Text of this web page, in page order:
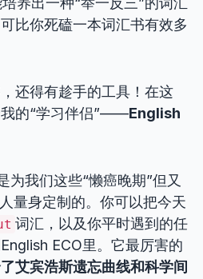
比你死磕一本词汇书有效多
还得有趁手的工具！在这
我的“学习伴侣”——English
为我们这些“懒癌晚期”但又
量身定制的。你可以把今天
词汇，以及你平时遇到的任
ECO里。它最厉害的
艾宾浩斯遗忘曲线和科学间